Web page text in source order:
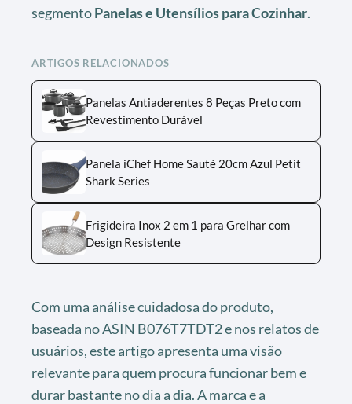
segmentoPanelas e Utensílios para Cozinhar.
ARTIGOS RELACIONADOS
Panelas Antiaderentes 8 Peças Preto com
Revestimento Durável
Panela iChef Home Sauté 20cm Azul Petit
Shark Series
Frigideira Inox 2 em 1 para Grelhar com
Design Resistente
Com uma análise cuidadosa do produto,
baseada no ASIN B076T7TDT2 e nos relatos de
usuários, este artigo apresenta uma visão
relevante para quem procura funcionar bem e
durar bastante no dia a dia. A marca e a